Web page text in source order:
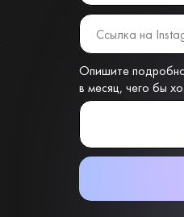
Опишите
в месяц, чего бы